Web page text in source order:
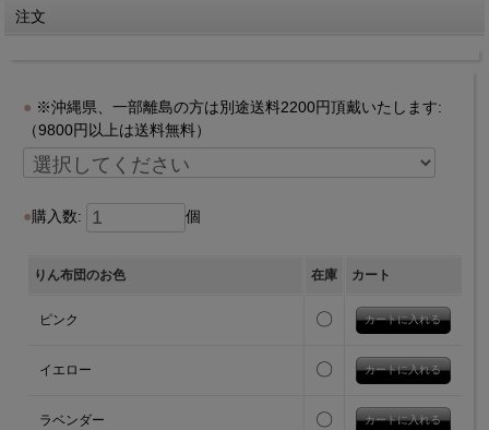
注文
※沖縄県、一部離島の方は別途送料2200円頂戴いたします:
（9800円以上は送料無料）
購入数: 個
りん布団のお色 在庫 カート
ピンク 〇
イエロー 〇
ラベンダー 〇